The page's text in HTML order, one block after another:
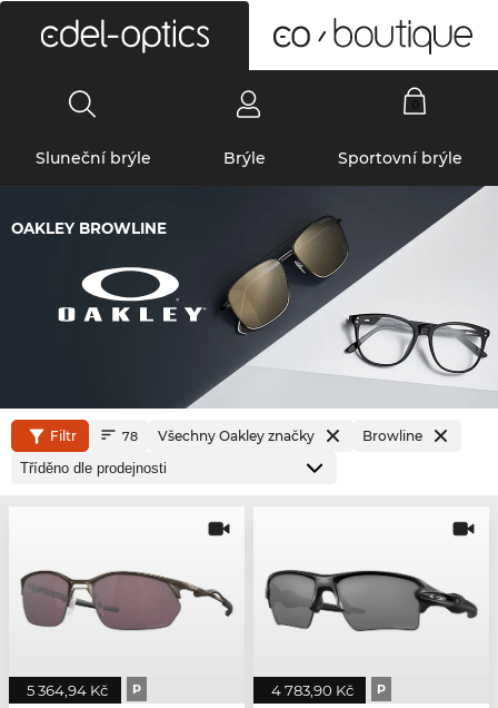
Sluneční brýle Brýle Sportovní brýle
OAKLEY BROWLINE
Filtr 78 Všechny Oakley značky Browline
5 364,94 Kč P 4 783,90 Kč P